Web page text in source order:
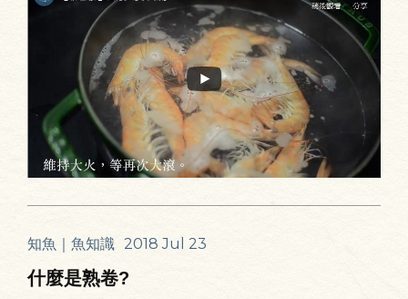
知魚｜魚知識 2018 Jul 23
什麼是熟卷?